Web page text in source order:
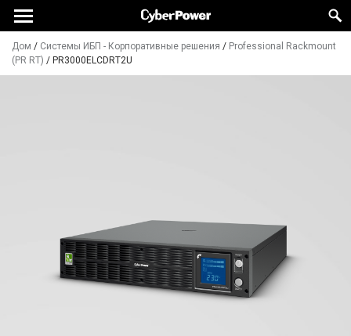
Дом / Системы ИБП - Корпоративные решения / Professional Rackmount
(PR RT) / PR3000ELCDRT2U